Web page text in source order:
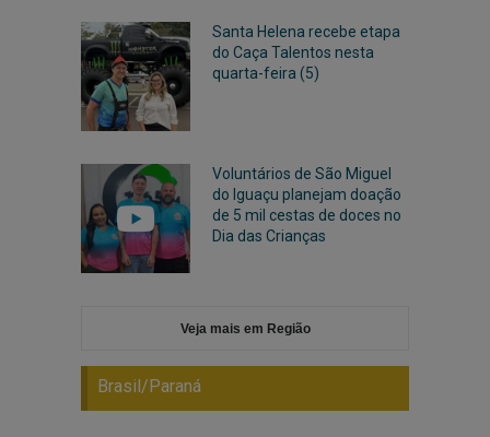
Santa Helena recebe etapa
do Caça Talentos nesta
quarta-feira (5)
Voluntários de São Miguel
do Iguaçu planejam doação
de 5 mil cestas de doces no
Dia das Crianças
Veja mais em Região
Brasil/Paraná